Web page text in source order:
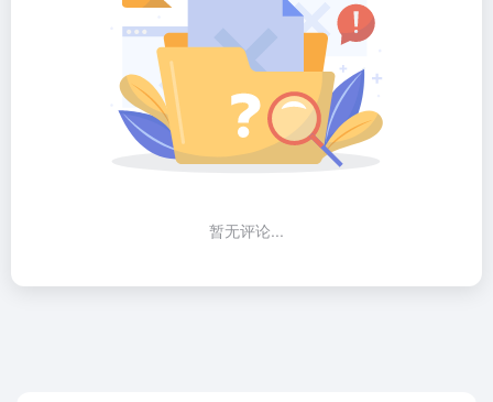
暂无评论...